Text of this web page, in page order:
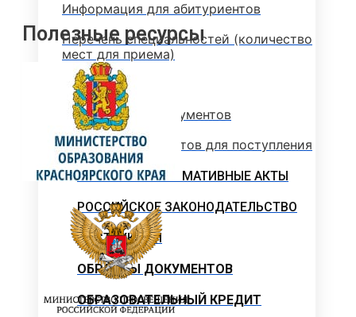
Информация для абитуриентов
Перечень специальностей (количество
мест для приема)
Сроки зачисления
Сроки подачи документов
Перечень документов для поступления
ЛОКАЛЬНЫЕ НОРМАТИВНЫЕ АКТЫ
РОССИЙСКОЕ ЗАКОНОДАТЕЛЬСТВО
ИНСТРУКЦИИ
ОБРАЗЦЫ ДОКУМЕНТОВ
ОБРАЗОВАТЕЛЬНЫЙ КРЕДИТ
Полезные ресурсы